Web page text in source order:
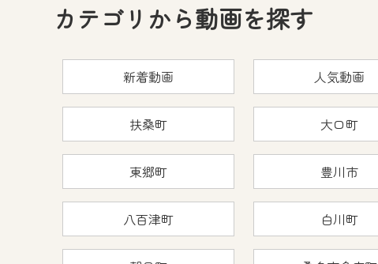
カテゴリから動画を探す
新着動画 人気動画
扶桑町 大口町
東郷町 豊川市
八百津町 白川町